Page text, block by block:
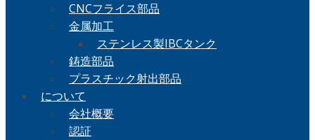
CNCフライス部品
金属加工
ステンレス製IBCタンク
鋳造部品
プラスチック射出部品
について
会社概要
認証